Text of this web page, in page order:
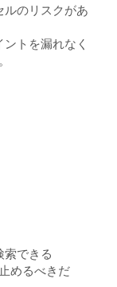
ルのリスクがあ
トを漏れなく
できる
めるべきだ